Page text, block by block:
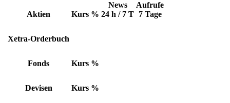
Aktien Kurs %
News
24 h / 7 T
Aufrufe
7 Tage
Xetra-Orderbuch
Fonds Kurs %
Devisen Kurs %